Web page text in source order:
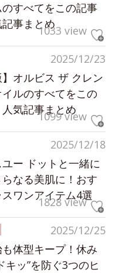
すべてをこの記事
事まとめ1033 view
2025/12/23
】オルビス ザ クレン
ルのすべてをこの
気記事まとめ
1099 view
2025/12/18
ー ドットと一緒に
なる美肌に！おす
ワンアイテム4選
1828 view
2025/12/25
体型キープ！休み
キッ”を防ぐ3つのヒ